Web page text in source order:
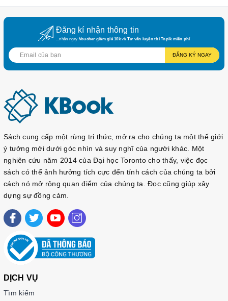
Đội ngũ tư vấn viên của chúng tôi sẽ tư vấn thông tin trước
bán hàng cho quý khách những sự lựa chọn phù hợp nhất với
nhu cầu… nhằm giảm thiểu tối đa mức đầu tư của quý khách.
– Giao hàng nhanh và đúng thời gian theo yêu cầu.
– Tư vấn học tiếng Hàn và hướng dẫn thi TOPIK miễn phí cho
khách hàng.
– Quý khách được hưởng chính sách CSKH thân thiết.
Đăng kí nhận thông tin
...nhận ngay Voucher giảm giá 10kvà Tư vấn luyện thi Topik miễn phí
ĐĂNG KÝ NGAY
Sách cung cấp một rừng tri thức, mở ra cho chúng ta một thế giới
ý tưởng mới dưới góc nhìn và suy nghĩ của người khác. Một
nghiên cứu năm 2014 của Đại học Toronto cho thấy, việc đọc
sách có thể ảnh hưởng tích cực đến tính cách của chúng ta bởi
cách nó mở rộng quan điểm của chúng ta. Đọc cũng giúp xây
dựng sự đồng cảm.
DỊCH VỤ
Tìm kiếm